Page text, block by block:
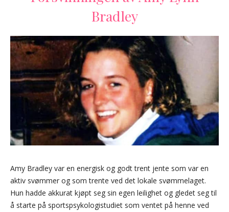
Bradley
Amy Bradley var en energisk og godt trent jente som var en
aktiv svømmer og som trente ved det lokale svømmelaget.
Hun hadde akkurat kjøpt seg sin egen leilighet og gledet seg til
å starte på sportspsykologistudiet som ventet på henne ved